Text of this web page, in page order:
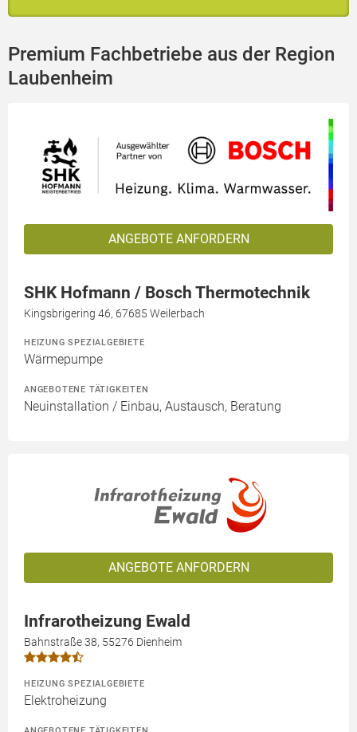
Premium Fachbetriebe aus der Region
Laubenheim
ANGEBOTE ANFORDERN
SHK Hofmann / Bosch Thermotechnik
Kingsbrigering 46, 67685 Weilerbach
HEIZUNG SPEZIALGEBIETE
Wärmepumpe
ANGEBOTENE TÄTIGKEITEN
Neuinstallation / Einbau, Austausch, Beratung
ANGEBOTE ANFORDERN
Infrarotheizung Ewald
Bahnstraße 38, 55276 Dienheim
HEIZUNG SPEZIALGEBIETE
Elektroheizung